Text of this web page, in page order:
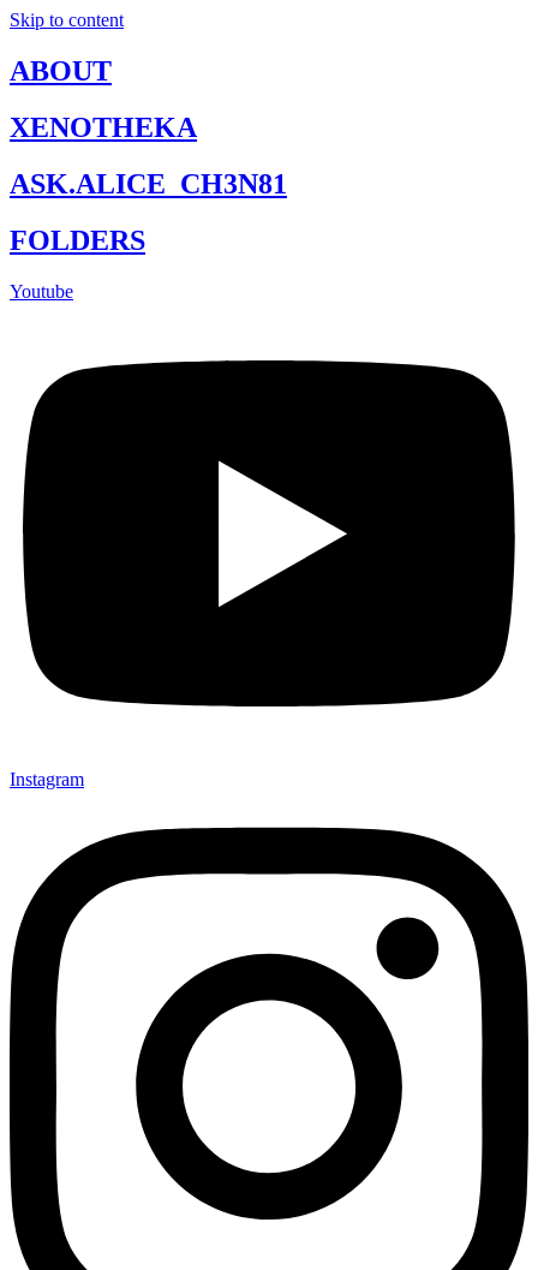
Skip to content
ABOUT
XENOTHEKA
ASK.ALICE_CH3N81
FOLDERS
Youtube
Instagram